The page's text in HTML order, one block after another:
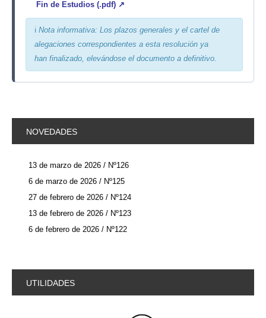
Fin de Estudios (.pdf) ↗
ℹ️ Nota informativa: Los plazos generales y el cartel de
alegaciones correspondientes a esta resolución ya
han finalizado, elevándose el documento a definitivo.
NOVEDADES
13 de marzo de 2026 / Nº126
6 de marzo de 2026 / Nº125
27 de febrero de 2026 / Nº124
13 de febrero de 2026 / Nº123
6 de febrero de 2026 / Nº122
UTILIDADES